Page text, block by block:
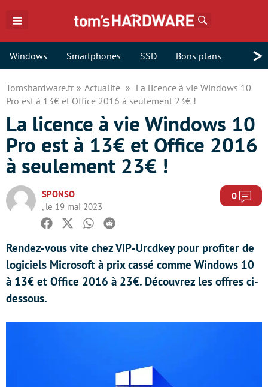
Windows Smartphones SSD Bons plans >
Tomshardware.fr Actualité
La licence à vie Windows 10
Pro est à 13€ et Office 2016 à seulement 23€ !
La licence à vie Windows 10
Pro est à 13€ et Office 2016
à seulement 23€ !
SPONSO
, le 19 mai 2023
0
Facebook
TwitterWhatsapp
Reddit
Rendez-vous vite chez VIP-Urcdkey pour profiter de
logiciels Microsoft à prix cassé comme Windows 10
à 13€ et Office 2016 à 23€. Découvrez les offres ci-
dessous.